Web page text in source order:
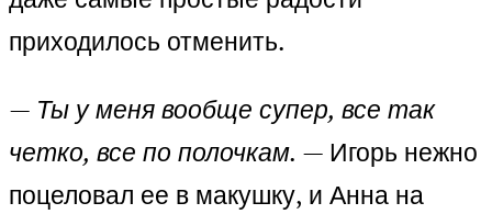
приходилось отменить.
— Ты у меня вообще супер, все так
четко, все по полочкам. — Игорь нежно
поцеловал ее в макушку, и Анна на